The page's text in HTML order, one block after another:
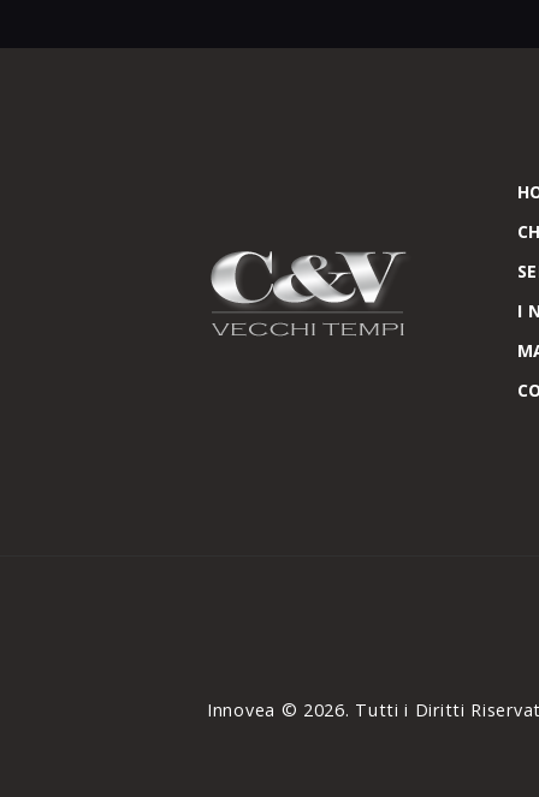
I
Innovea © 2026. Tutti i Diritti